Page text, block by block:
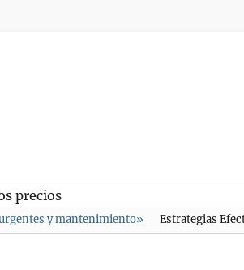
y mantenimiento» Estrategias